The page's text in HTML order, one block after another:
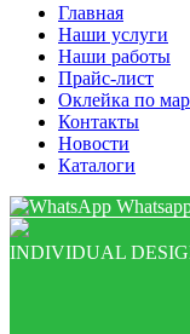
Главная
Наши услуги
Наши работы
Прайс-лист
Оклейка по
Контакты
Новости
Каталоги
INDIVIDUAL